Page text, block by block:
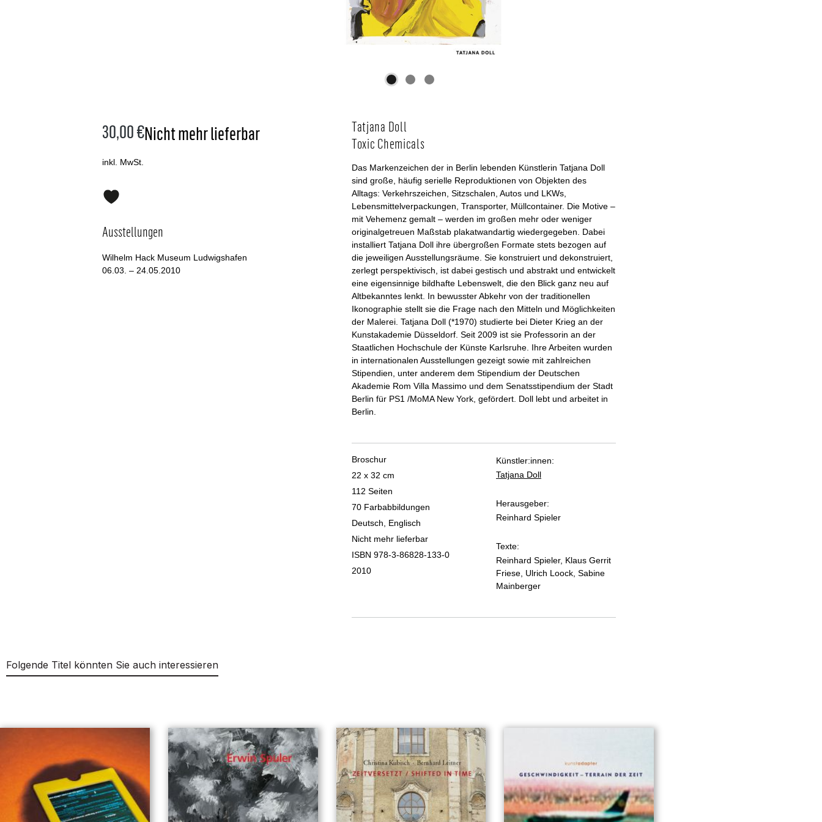
inkl. MwSt.
30,00 €Nicht mehr lieferbar
Ausstellungen
Wilhelm Hack Museum Ludwigshafen
06.03. – 24.05.2010
Tatjana Doll
Toxic Chemicals
Das Markenzeichen der in Berlin lebenden Künstlerin Tatjana Doll
sind große, häufig serielle Reproduktionen von Objekten des
Alltags: Verkehrszeichen, Sitzschalen, Autos und LKWs,
Lebensmittelverpackungen, Transporter, Müllcontainer. Die Motive –
mit Vehemenz gemalt – werden im großen mehr oder weniger
originalgetreuen Maßstab plakatwandartig wiedergegeben. Dabei
installiert Tatjana Doll ihre übergroßen Formate stets bezogen auf
die jeweiligen Ausstellungsräume. Sie konstruiert und dekonstruiert,
zerlegt perspektivisch, ist dabei gestisch und abstrakt und entwickelt
eine eigensinnige bildhafte Lebenswelt, die den Blick ganz neu auf
Altbekanntes lenkt. In bewusster Abkehr von der traditionellen
Ikonographie stellt sie die Frage nach den Mitteln und Möglichkeiten
der Malerei. Tatjana Doll (*1970) studierte bei Dieter Krieg an der
Kunstakademie Düsseldorf. Seit 2009 ist sie Professorin an der
Staatlichen Hochschule der Künste Karlsruhe. Ihre Arbeiten wurden
in internationalen Ausstellungen gezeigt sowie mit zahlreichen
Stipendien, unter anderem dem Stipendium der Deutschen
Akademie Rom Villa Massimo und dem Senatsstipendium der Stadt
Berlin für PS1 /MoMA New York, gefördert. Doll lebt und arbeitet in
Berlin.
Broschur
22 x 32 cm
112 Seiten
70 Farbabbildungen
Deutsch, Englisch
Nicht mehr lieferbar
ISBN 978-3-86828-133-0
2010
Künstler:innen:
Tatjana Doll
Herausgeber:
Reinhard Spieler
Texte:
Reinhard Spieler, Klaus Gerrit
Friese, Ulrich Loock, Sabine
Mainberger
Folgende Titel könnten Sie auch interessieren